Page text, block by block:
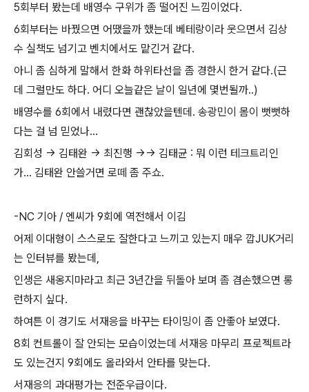
5회부터 봤는데 배영수 구위가 좀 떨어진 느낌이었다.
6회부터는 바꿨으면 어땠을까 했는데 베테랑이라 웃으면서 김상
수 실책도 넘기고 벤치에서도 맡긴거 같다.
아니 좀 심하게 말해서 한화 하위타선을 좀 경한시 한거 같다.(근
데 그럴만도 하다. 어디 오늘같은 날이 일년에 몇번될까..)
배영수를 6회에서 내렸다면 괜찮았을텐데. 송광민이 몸이 뻣뻣하
다는 걸 넘 믿었나...
김회성 -> 김태완 -> 최진행 ->-> 김태균 : 뭐 이런 테크트리인
가... 김태완 안쓸거면 로떼 좀 주쇼.
-NC 기아 / 엔씨가 9회에 역전해서 이김
어제 이대형이 스스로도 잘한다고 느끼고 있는지 매우 깝JUK거리
는 인터뷰를 봤는데,
인생은 새옹지마라고 최근 3년간을 뒤돌아 보며 좀 겸손했으면 롱
런하지 싶다.
하여튼 이 경기도 서재응을 바꾸는 타이밍이 좀 안좋아 보였다.
8회 컨트롤이 잘 안되는 모습이었는데 서재응 마무리 프로젝트라
도 있는건지 9회에도 올라와서 안타를 맞는다.
서재응의 과대평가는 전준우급이다.